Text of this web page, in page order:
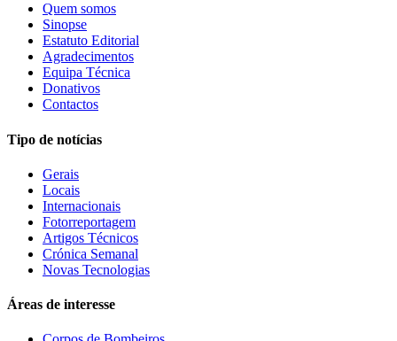
Quem somos
Sinopse
Estatuto Editorial
Agradecimentos
Equipa Técnica
Donativos
Contactos
Tipo de notícias
Gerais
Locais
Internacionais
Fotorreportagem
Artigos Técnicos
Crónica Semanal
Novas Tecnologias
Áreas de interesse